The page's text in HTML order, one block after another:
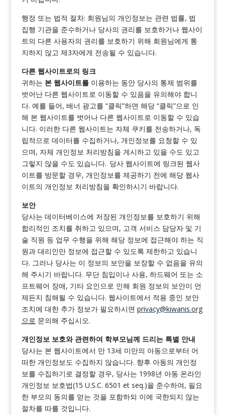
행정 또는 법적 절차: 회원님의 개인정보는 관련 법률, 법
집행 기관을 준수하거나 당사의 권리를 보호하거나 웹사이
트의 다른 사용자의 권리를 보호하기 위해 회원님에게 통
지하지 않고 제3자에게 전송될 수 있습니다.
다른 웹사이트로의 링크
귀하는 본 웹사이트를이용하는 동안 당사의 통제 범위를
벗어난 다른 웹사이트로 이동할 수 있음을 유의해야 합니
다. 예를 들어, 배너 광고를 “클릭”하면 해당 “클릭”으로 인
해 본 웹사이트를 벗어나 다른 웹사이트로 이동할 수 있습
니다. 이러한 다른 웹사이트는 자체 쿠키를 전송하거나, 독
립적으로 데이터를 수집하거나, 개인정보를 요청할 수 있
으며, 자체 개인정보 처리방침을 게시하고 있을 수도 있고
그렇지 않을 수도 있습니다. 당사 웹사이트에 링크된 웹사
이트를 방문할 경우, 개인정보를 제공하기 전에 해당 웹사
이트의 개인정보 처리방침을 확인하시기 바랍니다.
보안
당사는 데이터베이스에 저장된 개인정보를 보호하기 위해
합리적인 조치를 취하고 있으며, 고객 서비스 담당자 및 기
술 직원 등 업무 수행을 위해 해당 정보에 접근해야 하는 직
원과 대리인만 정보에 접근할 수 있도록 제한하고 있습니
다. 그러나 당사는 이 정보의 보안을 보장할 수 없음을 유의
해 주시기 바랍니다. 무단 침입이나 사용, 하드웨어 또는 소
프트웨어 장애, 기타 요인으로 인해 회원 정보의 보안이 언
제든지 침해될 수 있습니다. 웹사이트에서 적용 중인 보안
조치에 대한 추가 정보가 필요하시면 privacy@kiwanis.org
으로 문의해 주십시오.
개인정보 보호와 관련하여 학부모님께 드리는 특별 안내
당사는 본 웹사이트에서 만 13세 미만의 아동으로부터 어
떠한 개인정보도 수집하지 않습니다. 향후 아동의 개인정
보를 수집하기로 결정할 경우, 당사는 1998년 아동 온라인
개인정보 보호법(15 U.S.C. 6501 et seq.)을 준수하여, 필요
한 부모의 동의를 얻는 것을 포함하되 이에 국한되지 않는
절차를 따를 것입니다.